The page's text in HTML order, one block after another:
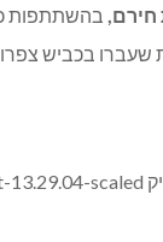
חירם, בהשתתפות
שעברו בכביש